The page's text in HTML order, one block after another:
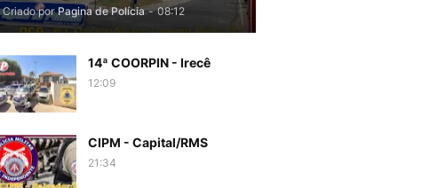
Criado por Pagina de Polícia - 08:12
14ª COORPIN - Irecê
12:09
CIPM - Capital/RMS
21:34